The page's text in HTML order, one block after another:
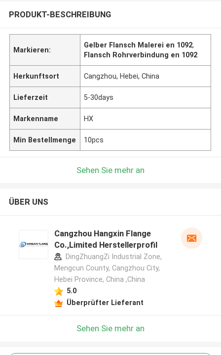
PRODUKT-BESCHREIBUNG
Markieren:
Gelber Flansch Malerei en 1092,
Flansch Rohrverbindung en 1092
Herkunftsort Cangzhou, Hebei, China
Lieferzeit 5-30days
Markenname HX
Min Bestellmenge 10pcs
Sehen Sie mehr an
ÜBER UNS
Cangzhou Hangxin Flange
Co.,Limited Herstellerprofil
DingZhuangZi Industrial Zone,
Mengcun County, Cangzhou City,
Hebei Province, China ,China
5.0
Überprüfter Lieferant
Sehen Sie mehr an